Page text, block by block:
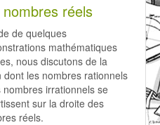
réels
de quelques
mathématiques
nous discutons de la
dont les nombres rationnels
nombres irrationnels se
sur la droite des
réels.